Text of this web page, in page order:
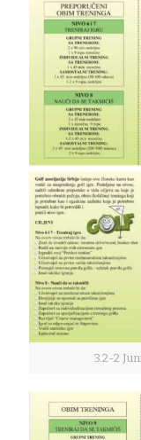
3.2-2